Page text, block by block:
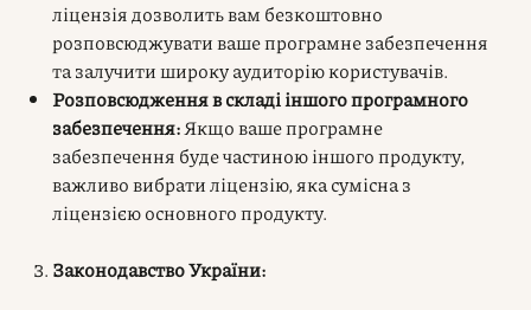
ліцензія дозволить вам безкоштовно
розповсюджувати ваше програмне забезпечення
та залучити широку аудиторію користувачів.
Розповсюдження в складі іншого програмного
забезпечення:Якщо ваше програмне
забезпечення буде частиною іншого продукту,
важливо вибрати ліцензію, яка сумісна з
ліцензією основного продукту.
Законодавство України: